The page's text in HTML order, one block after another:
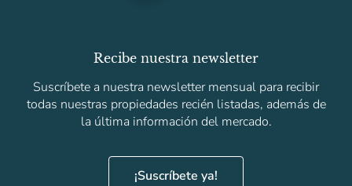
Recibe nuestra newsletter
Suscríbete a nuestra newsletter mensual para recibir
todas nuestras propiedades recién listadas, además de
la última información del mercado.
¡Suscríbete ya!